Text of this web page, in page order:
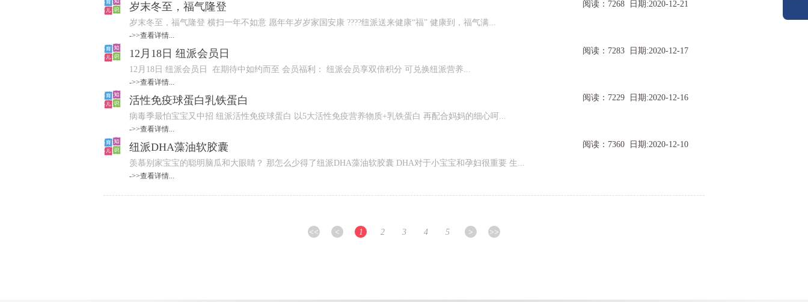
岁末冬至，福气隆登 阅读：7268 日期:2020-12-21
岁末冬至，福气隆登 横扫一年不如意 愿年年岁岁家国安康 ????纽派送来健康“福” 健康到，福气满...
->>查看详情...
12月18日 纽派会员日 阅读：7283 日期:2020-12-17
12月18日 纽派会员日 在期待中如约而至 会员福利： 纽派会员享双倍积分 可兑换纽派营养...
->>查看详情...
活性免疫球蛋白乳铁蛋白 阅读：7229 日期:2020-12-16
病毒季最怕宝宝又中招 纽派活性免疫球蛋白 以5大活性免疫营养物质+乳铁蛋白 再配合妈妈的细心呵...
->>查看详情...
纽派DHA藻油软胶囊 阅读：7360 日期:2020-12-10
羡慕别家宝宝的聪明脑瓜和大眼睛？ 那怎么少得了纽派DHA藻油软胶囊 DHA对于小宝宝和孕妇很重要 生...
->>查看详情...
<< < 1 2 3 4 5 > >>